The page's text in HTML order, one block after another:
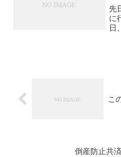
先
に
日
こ
倒産防止共